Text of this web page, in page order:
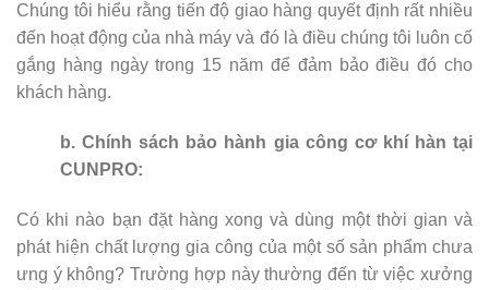
Chúng tôi hiểu rằng tiến độ giao hàng quyết định rất nhiều
đến hoạt động của nhà máy và đó là điều chúng tôi luôn cố
gắng hàng ngày trong 15 năm để đảm bảo điều đó cho
khách hàng.
b. Chính sách bảo hành gia công cơ khí hàn tại
CUNPRO:
Có khi nào bạn đặt hàng xong và dùng một thời gian và
phát hiện chất lượng gia công của một số sản phẩm chưa
ưng ý không? Trường hợp này thường đến từ việc xưởng